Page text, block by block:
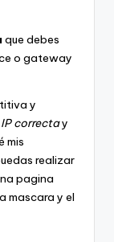
que debes
o gateway
y
correctay
mis
realizar
pagina
mascara y el